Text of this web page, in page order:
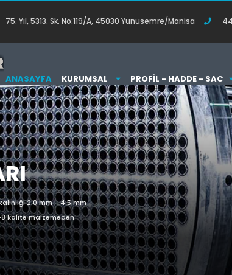
75. Yıl, 5313. Sk. No:119/A, 45030 Yunusemre/Manisa
ANASAYFA KURUMSAL PROFIL - HADDE - SAC
2.0 mm - 4.5 mm
8 kalite malzemeden